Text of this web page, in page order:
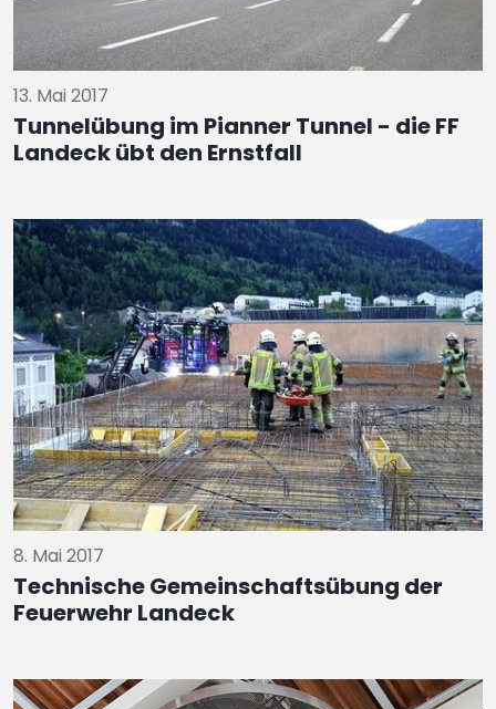
13. Mai 2017
Tunnelübung im Pianner Tunnel - die FF
Landeck übt den Ernstfall
8. Mai 2017
Technische Gemeinschaftsübung der
Feuerwehr Landeck